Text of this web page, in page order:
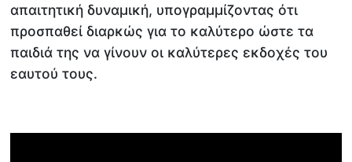
απαιτητική δυναμική, υπογραμμίζοντας ότι
προσπαθεί διαρκώς για το καλύτερο ώστε τα
παιδιά της να γίνουν οι καλύτερες εκδοχές του
εαυτού τους.